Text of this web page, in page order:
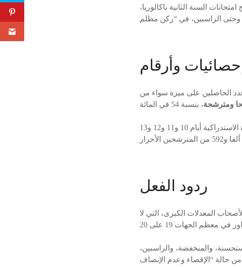
السنة الثانية باكالوريا،
إحصائيات وأرقام
الحاصلين على ميزة سواء من
سيجتازون اختبارات الدورة الاستدراكية أيام 10 و11 و12 و13
ردود الفعل
المعدلات الكبرى، التي لا
والمنخفضة، والراسبين،